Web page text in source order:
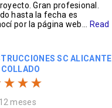
Gran profesional.
hasta la fecha es
por la página web... Read
SC ALICANTE
meses